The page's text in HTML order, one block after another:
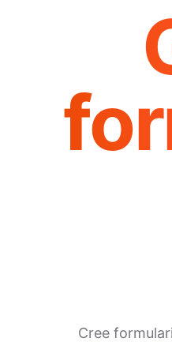
Cree